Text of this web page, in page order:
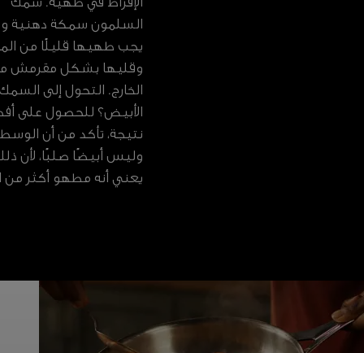
السلمون سمكة دهنية
يجب طهيها قليلًا من
وقليها بشكل مقرمش
الخارج. التحول إلى
الأبيض؟ للحصول على
نتيجة، تأكد من أن
وليس أبيضًا صلبًا، لأن
يعني أنه مطهو أكثر من